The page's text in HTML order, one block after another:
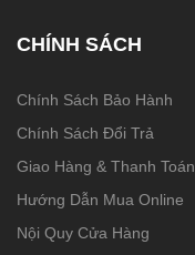
CHÍNH SÁCH
Chính Sách Bảo Hành
Chính Sách Đổi Trả
Giao Hàng & Thanh Toán
Hướng Dẫn Mua Online
Nội Quy Cửa Hàng